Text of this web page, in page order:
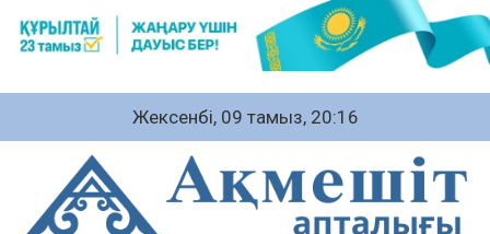
Жексенбі, 09 тамыз, 20:16